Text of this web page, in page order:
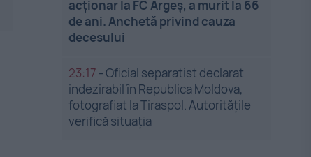
acționar la FC Argeș, a murit la 66
de ani. Anchetă privind cauza
decesului
23:17 -Oficial separatist declarat
indezirabil în Republica Moldova,
fotografiat la Tiraspol. Autoritățile
verifică situația